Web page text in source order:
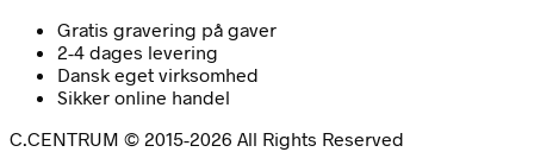
Gratis gravering på gaver
2-4 dages levering
Dansk eget virksomhed
Sikker online handel
C.CENTRUM © 2015-2026 All Rights Reserved